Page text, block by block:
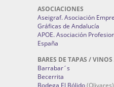
ASOCIACIONES
Aseigraf. Asociación
Gráficas de Andalucía
APOE. Asociación
España
BARES DE TAPAS / VINOS
Barrabar´s
Becerrita
Bodega El Bólido(Olivares)